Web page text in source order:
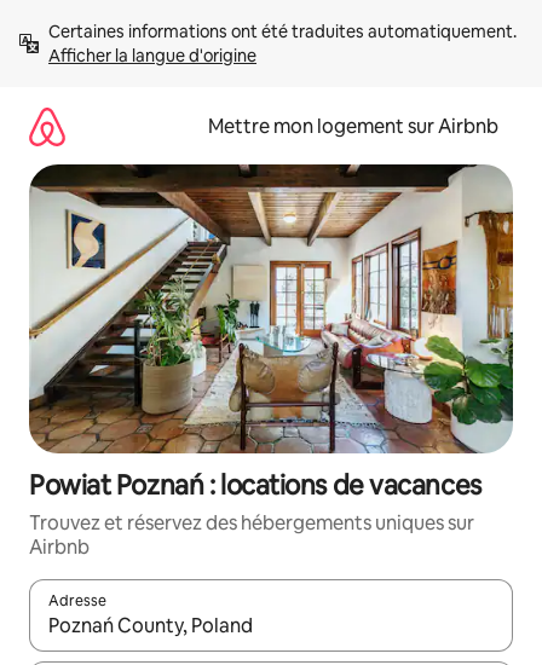
directement
Afficher la langue d'origine
Mettre mon logement sur Airbnb
Powiat Poznań : locations de vacances
Trouvez et réservez des hébergements uniques sur
Airbnb
Adresse
Lorsque les résultats s'affichent, utilisez les flèches vers le